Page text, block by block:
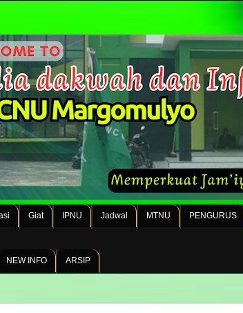
Giat IPNU Jadwal MTNU PENGURUS
NEW INFO ARSIP